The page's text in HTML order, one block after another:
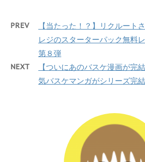
PREV
【当たった！？】リクルート
レジのスターターパック無料
第８弾
NEXT
【ついにあのバスケ漫画が完
気バスケマンガがシリーズ完